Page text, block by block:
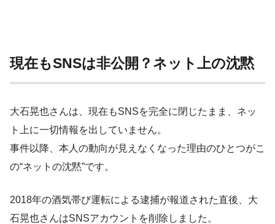
現在もSNSは非公開？ネット上の沈黙
大石晃也さんは、現在もSNSを完全に閉じたまま、ネッ
ト上に一切情報を出していません。
事件以降、本人の動向が見えなくなった理由のひとつがこ
の“ネットの沈黙”です。
2018年の酒気帯び運転による逮捕が報道された直後、大
石晃也さんはSNSアカウントを削除しました。